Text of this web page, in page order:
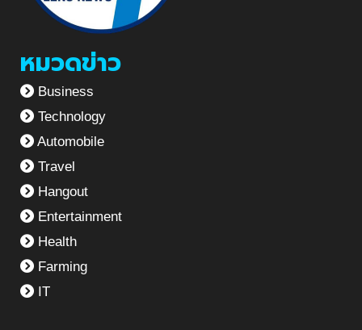
หมวดข่าว
Business
Technology
Automobile
Travel
Hangout
Entertainment
Health
Farming
IT